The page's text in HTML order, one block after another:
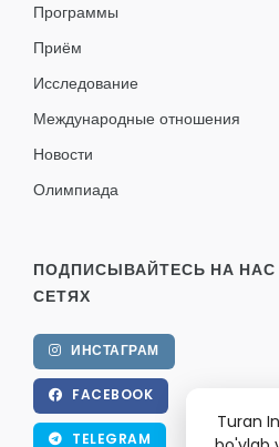
Программы
Приём
Исследование
Международные отношения
Новости
Олимпиада
ПОДПИСЫВАЙТЕСЬ НА
СЕТЯХ
ИНСТАГРАМ
FACEBOOK
TELEGRAM
Turan